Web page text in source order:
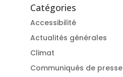
Catégories
Accessibilité
Actualités générales
Climat
Communiqués de presse